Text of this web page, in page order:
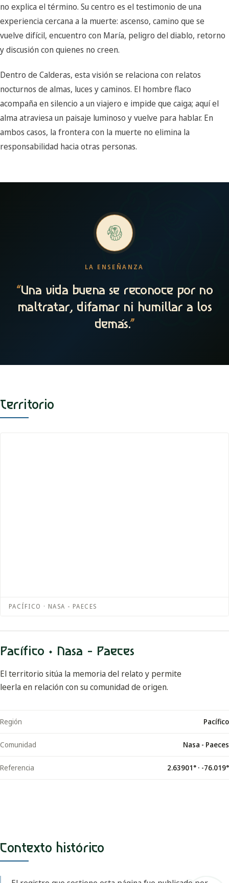
no explica el término. Su centro es el testimonio de una
experiencia cercana a la muerte: ascenso, camino que se
vuelve difícil, encuentro con María, peligro del diablo, retorno
y discusión con quienes no creen.
Dentro de Calderas, esta visión se relaciona con relatos
nocturnos de almas, luces y caminos. El hombre flaco
acompaña en silencio a un viajero e impide que caiga; aquí el
alma atraviesa un paisaje luminoso y vuelve para hablar. En
ambos casos, la frontera con la muerte no elimina la
responsabilidad hacia otras personas.
LA ENSEÑANZA
“Una vida buena se reconoce por no
maltratar, difamar ni humillar a los
demás.”
Territorio
PACÍFICO · NASA - PAECES
Pacífico · Nasa - Paeces
El territorio sitúa la memoria del relato y permite
leerla en relación con su comunidad de origen.
Región Pacífico
Comunidad Nasa - Paeces
Referencia 2.63901° · -76.019°
Contexto histórico